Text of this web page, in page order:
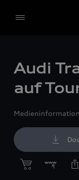
Audi
auf
Medieninformation